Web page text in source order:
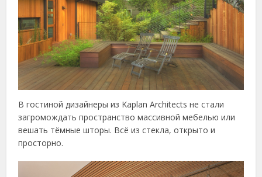
В гостиной дизайнеры из Kaplan Architects не стали
загромождать пространство массивной мебелью или
вешать тёмные шторы. Всё из стекла, открыто и
просторно.